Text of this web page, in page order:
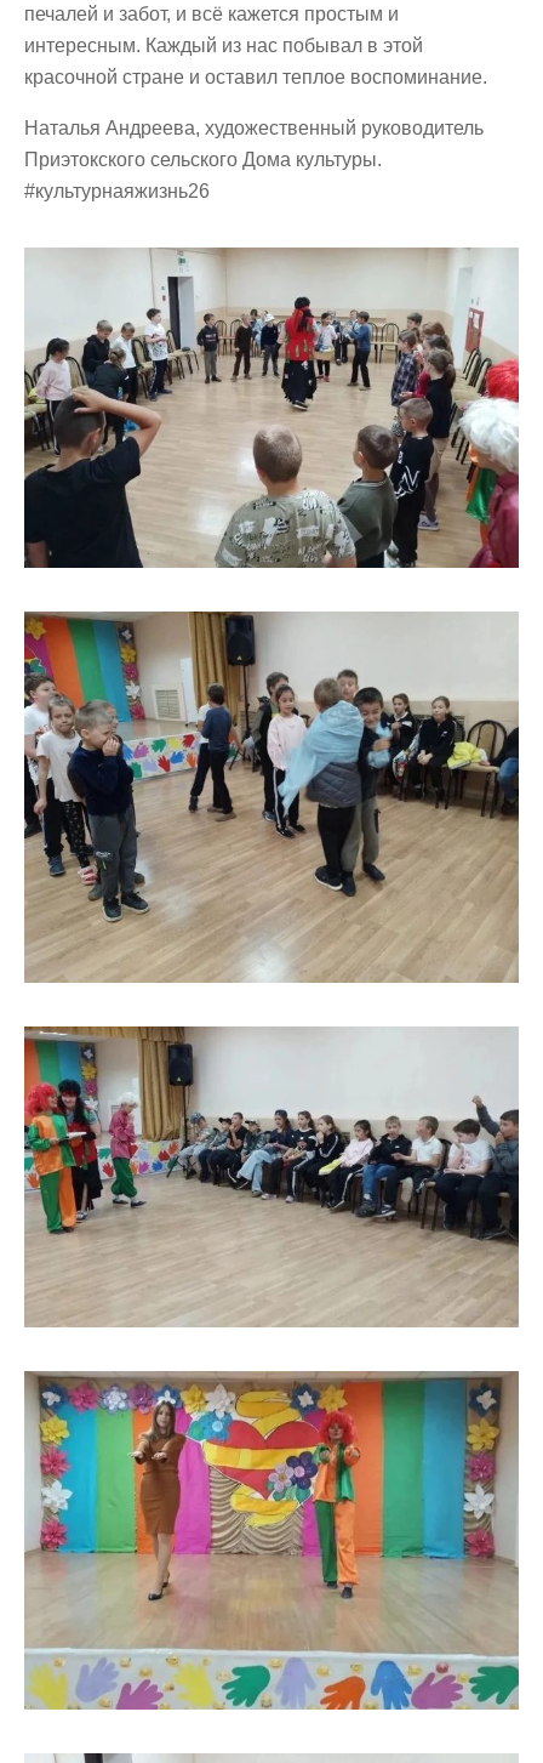
печалей и забот, и всё кажется простым и
интересным. Каждый из нас побывал в этой
красочной стране и оставил теплое воспоминание.
Наталья Андреева, художественный руководитель
Приэтокского сельского Дома культуры.
#культурнаяжизнь26